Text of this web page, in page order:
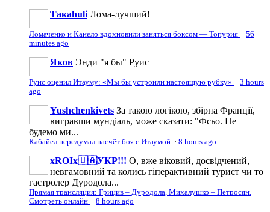
Такаhuli Лома-лучший!
Ломаченко и Канело вдохновили заняться боксом — Топурия · 56
minutes ago
Яков Энди "я бы" Руис
Руис оценил Итауму: «Мы бы устроили настоящую рубку» · 3 hours
ago
Yushchenkivets За такою логікою, збірна Франції,
вигравши мундіаль, може сказати: "Фсьо. Не
будемо ми...
Кабайел передумал насчёт боя с Итаумой · 8 hours ago
xROIx🇺🇦УКР!!! О, вже віковий, досвідчений,
невгамовний та колись гіперактивний турист чи то
гастролер Дуродола...
Прямая трансляция: Грицив – Дуродола, Михалушко – Петросян.
Смотреть онлайн · 8 hours ago